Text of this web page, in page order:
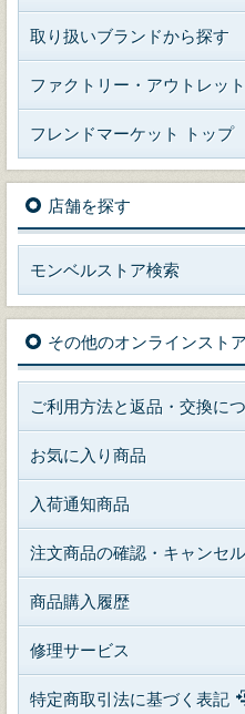
取り扱いブランドから探す
ファクトリー・アウトレッ
フレンドマーケット トップ
店舗を探す
モンベルストア検索
その他のオンラインスト
ご利用方法と返品・交換に
お気に入り商品
入荷通知商品
注文商品の確認・キャンセル
商品購入履歴
修理サービス
特定商取引法に基づく表記